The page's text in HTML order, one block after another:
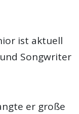
ist aktuell
Songwriter
er große